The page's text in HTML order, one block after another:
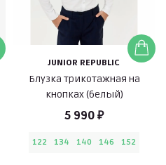
JUNIOR REPUBLIC
Блузка трикотажная на
кнопках (белый)
5 990 ₽
122 134 140 146 152